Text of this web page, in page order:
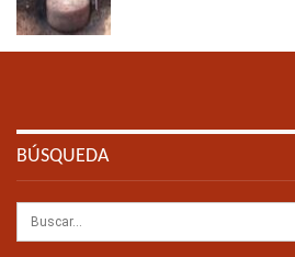
BÚSQUEDA